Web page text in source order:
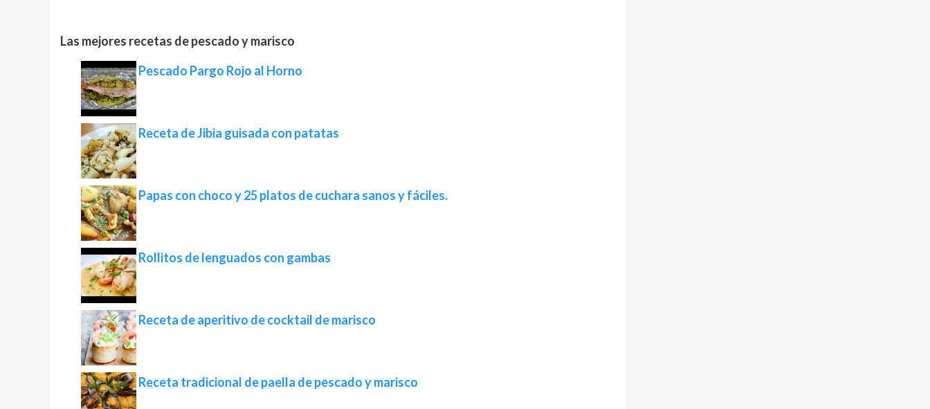
Las mejores recetas de pescado y marisco
Pescado Pargo Rojo al Horno
Receta de Jibia guisada con patatas
Papas con choco y 25 platos de cuchara sanos y fáciles.
Rollitos de lenguados con gambas
Receta de aperitivo de cocktail de marisco
Receta tradicional de paella de pescado y marisco